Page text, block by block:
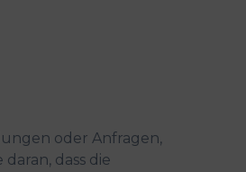
oder Anfragen,
dass die